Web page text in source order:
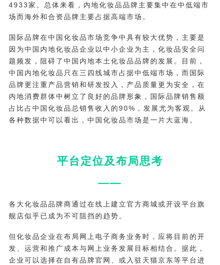
4933家。总体来看，内地化妆品品牌主要集中在中低端市
场而海外和合资品牌主要占据高端市场。
国际品牌在中国化妆品市场竞争中具有较大优势，主要是
因为中国内地化妆品企业以中小企业为主，化妆品安全问
题频发，阻碍了中国内地本土化妆品品牌的发展。目前，
中国内地化妆品只在三四线城市占据中低端市场，而国际
品牌更注重产品营销和研发投入，产品质量更为安全，在
内地消费群体中树立了良好的品牌形象，国际品牌销售额
占比占中国化妆品总销售收入的90%，发展尤为客观。从
各种数据中可以看出，中国化妆品市场是一片大蓝海。
平台定位及布局思考
——
各大化妆品品牌商通过在线上建立官方商城或开设平台旗
舰店似乎已成为不可阻挡的趋势。
但化妆品企业在布局网上电子商务业务时，应将目前的开
发、运营和推广成本与网上业务发展目标相结合。据此，
企业可以选择在自有品牌官网、或入驻天猫京东等平台进